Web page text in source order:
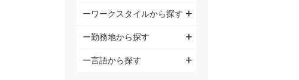
ーワークスタイルから探す
ー勤務地から探す
ー言語から探す